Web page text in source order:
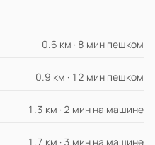
0.6 км · 8 мин пешком
0.9 км · 12 мин пешком
1.3 км · 2 мин на машине
1.7 км · 3 мин на машине